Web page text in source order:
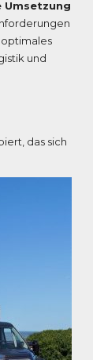
Umsetzung
optimales
und
das sich